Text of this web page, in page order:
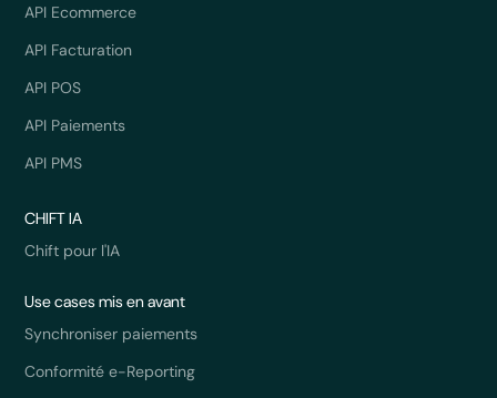
API Ecommerce
API Facturation
API POS
API Paiements
API PMS
CHIFT IA
Chift pour l'IA
Use cases mis en avant
Synchroniser paiements
Conformité e-Reporting